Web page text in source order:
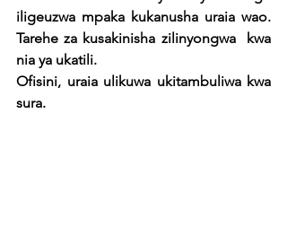
iligeuzwa mpaka kukanusha uraia wao.
Tarehe za kusakinisha zilinyongwa  kwa
nia ya ukatili.
Ofisini, uraia ulikuwa ukitambuliwa kwa
sura.